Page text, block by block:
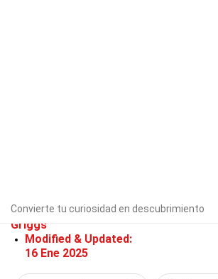
Convierte tu curiosidad en descubrimiento
Escrito Por:Coreen
Griggs
Modified & Updated:
16 Ene 2025
editoriales